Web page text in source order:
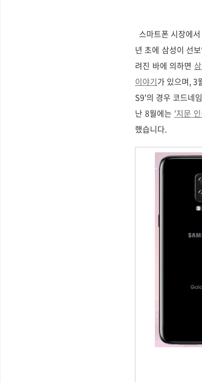
스마트폰 시장에
년 초에 삼성이 선
려진 바에 의하면
이야기가 있으며, 3
S9'의 경우 코드네
난 8월에는 '지문
했습니다.